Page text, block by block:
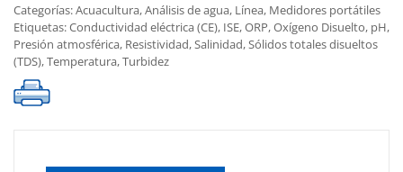
cable,
230V
cantidad
Categorías:Acuacultura,Análisis de agua, Línea, Medidores portátiles
Etiquetas:Conductividad eléctrica (CE), ISE,ORP,Oxígeno Disuelto, pH,
Presión atmosférica, Resistividad,Salinidad,Sólidos totales disueltos
(TDS),Temperatura,Turbidez